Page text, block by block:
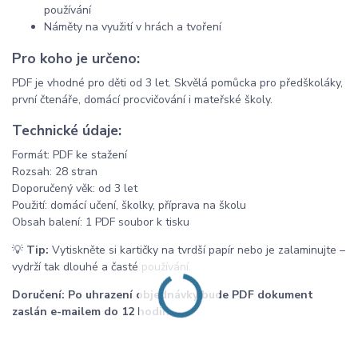
používání
Náměty na využití v hrách a tvoření
Pro koho je určeno:
PDF je vhodné pro děti od 3 let. Skvělá pomůcka pro předškoláky,
první čtenáře, domácí procvičování i mateřské školy.
Technické údaje:
Formát: PDF ke stažení
Rozsah: 28 stran
Doporučený věk: od 3 let
Použití: domácí učení, školky, příprava na školu
Obsah balení: 1 PDF soubor k tisku
💡 Tip: Vytiskněte si kartičky na tvrdší papír nebo je zalaminujte –
vydrží tak dlouhé a časté používání.
Doručení: Po uhrazení objednávky bude PDF dokument
zaslán e-mailem do 12 hodin